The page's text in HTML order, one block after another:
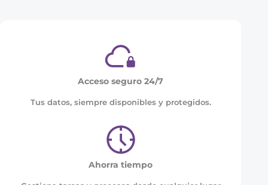
Acceso seguro 24/7
Tus datos, siempre disponibles y protegidos.
Ahorra tiempo